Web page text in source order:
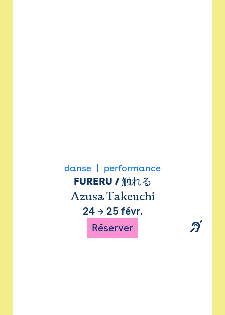
danse performance
FURERU / 触れる
Azusa Takeuchi
24→ 25 févr.
Réserver